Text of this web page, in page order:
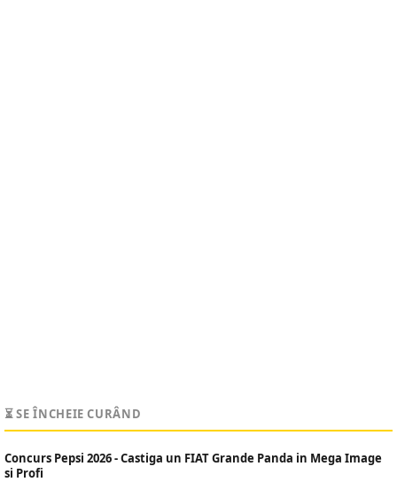
⏳ SE ÎNCHEIE CURÂND
Concurs Pepsi 2026 - Castiga un FIAT Grande Panda in Mega Image
si Profi